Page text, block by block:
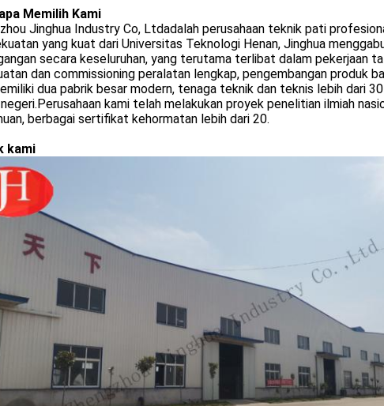
Memilih Kami
Jinghua Industry Co, Ltdadalah perusahaan teknik pati
yang kuat dari Universitas Teknologi Henan, Jinghua
secara keseluruhan, yang terutama terlibat dalam pekerjaan
dan commissioning peralatan lengkap, pengembangan produk
dua pabrik besar modern, tenaga teknik dan teknis lebih dari
kami telah melakukan proyek penelitian ilmiah
berbagai sertifikat kehormatan lebih dari 20.
kami